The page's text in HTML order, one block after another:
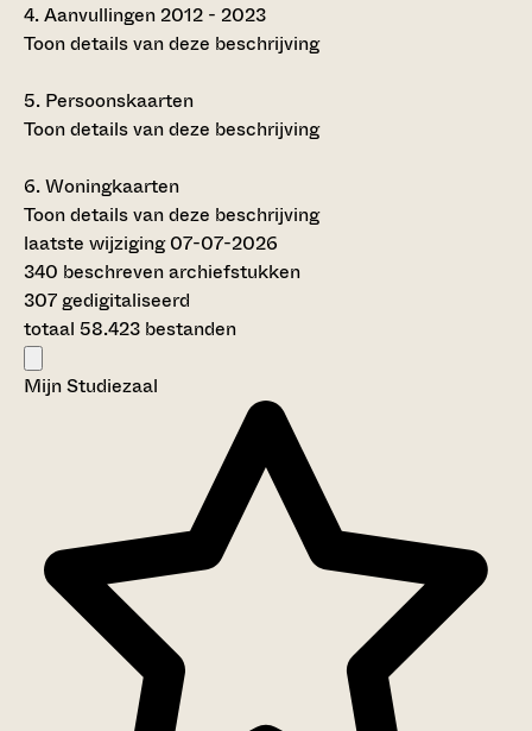
4.Aanvullingen 2012 - 2023
Toon details van deze beschrijving
5. Persoonskaarten
Toon details van deze beschrijving
6.Woningkaarten
Toon details van deze beschrijving
laatste wijziging 07-07-2026
340 beschreven archiefstukken
307 gedigitaliseerd
totaal 58.423 bestanden
Mijn Studiezaal